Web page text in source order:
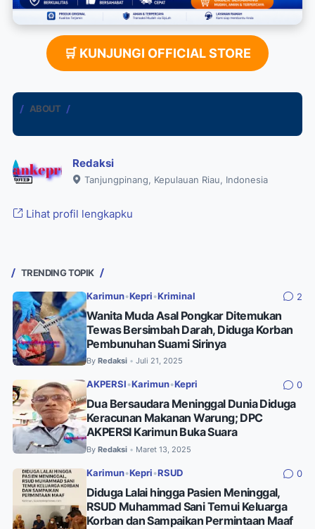
🛒 KUNJUNGI OFFICIAL STORE
ABOUT
Redaksi
Tanjungpinang, Kepulauan Riau, Indonesia
Lihat profil lengkapku
TRENDING TOPIK
Karimun•Kepri •Kriminal 2
Wanita Muda Asal Pongkar Ditemukan
Tewas Bersimbah Darah, Diduga Korban
Pembunuhan Suami Sirinya
By Redaksi • Juli 21, 2025
AKPERSI •Karimun•Kepri 0
Dua Bersaudara Meninggal Dunia Diduga
Keracunan Makanan Warung; DPC
AKPERSI Karimun Buka Suara
By Redaksi • Maret 13, 2025
Karimun•Kepri •RSUD 0
Diduga Lalai hingga Pasien Meninggal,
RSUD Muhammad Sani Temui Keluarga
Korban dan Sampaikan Permintaan Maaf